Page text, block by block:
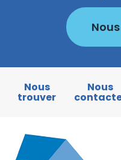
Nous
trouver
Nous